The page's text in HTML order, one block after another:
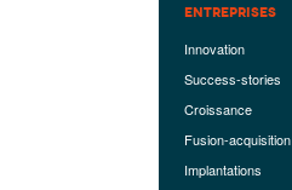
ENTREPRISES
Innovation
Success-stories
Croissance
Fusion-acquisition
Implantations